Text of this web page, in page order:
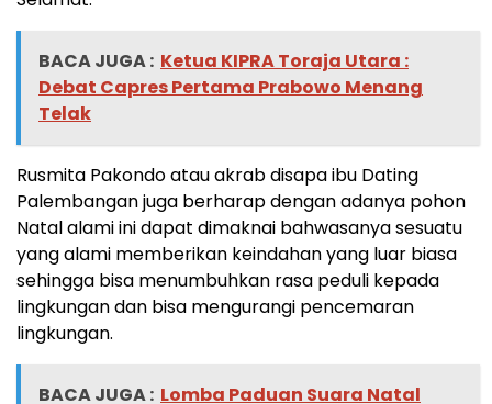
BACA JUGA : Ketua KIPRA Toraja Utara :
Debat Capres Pertama Prabowo Menang
Telak
Rusmita Pakondo atau akrab disapa ibu Dating
Palembangan juga berharap dengan adanya pohon
Natal alami ini dapat dimaknai bahwasanya sesuatu
yang alami memberikan keindahan yang luar biasa
sehingga bisa menumbuhkan rasa peduli kepada
lingkungan dan bisa mengurangi pencemaran
lingkungan.
BACA JUGA : Lomba Paduan Suara Natal